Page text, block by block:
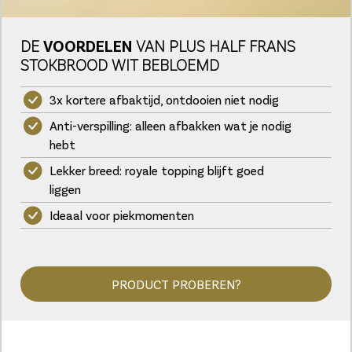
DE VOORDELEN VAN PLUS HALF FRANS
STOKBROOD WIT BEBLOEMD
3x kortere afbaktijd, ontdooien niet nodig
Anti-verspilling: alleen afbakken wat je nodig
hebt
Lekker breed: royale topping blijft goed
liggen
Ideaal voor piekmomenten
PRODUCT PROBEREN?